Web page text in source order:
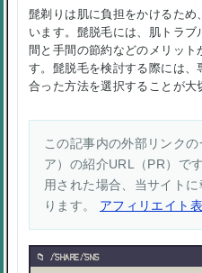
髭剃りは肌に負担をかけるた
います。髭脱毛には、肌トラ
間と手間の節約などのメリット
す。髭脱毛を検討する際には
合った方法を選択することが大
この記事内の外部リンク
ア）の紹介URL（PR）で
用された場合、当サイト
ります。 アフィリエイト
/SHARE/SNS